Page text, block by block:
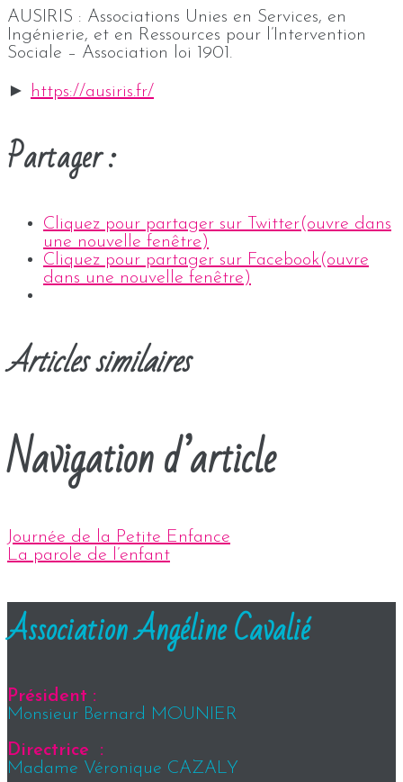
AUSIRIS : Associations Unies en Services, en
Ingénierie, et en Ressources pour l’Intervention
Sociale – Association loi 1901.
► https://ausiris.fr/
Partager :
Cliquez pour partager sur Twitter(ouvre dans
une nouvelle fenêtre)
Cliquez pour partager sur Facebook(ouvre
dans une nouvelle fenêtre)
Articles similaires
Navigation d’article
Journée de la Petite Enfance
La parole de l’enfant
Association Angéline Cavalié
Président :
Monsieur Bernard MOUNIER
Directrice :
Madame Véronique CAZALY